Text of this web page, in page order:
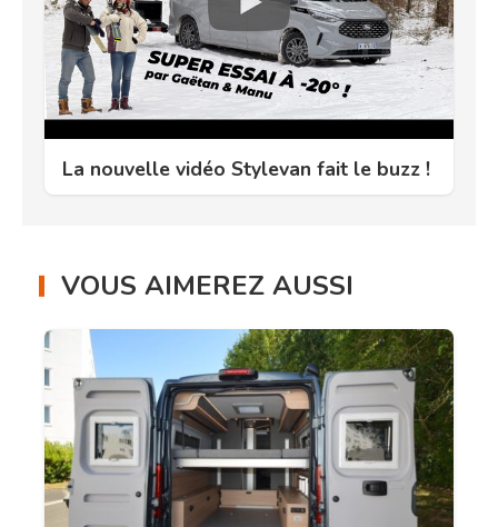
La nouvelle vidéo Stylevan fait le buzz !
VOUS AIMEREZ AUSSI